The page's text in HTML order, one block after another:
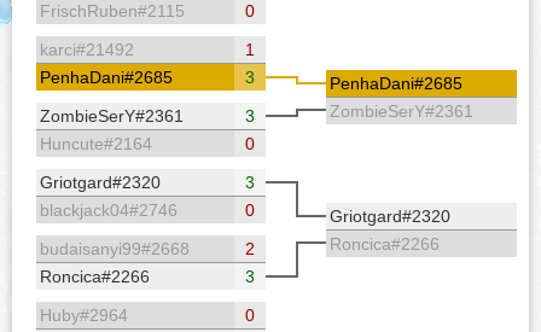
FrischRuben#2115
0
karci#21492
1
PenhaDani#2685
3
ZombieSerY#2361
3
Huncute#2164
0
Griotgard#2320
3
blackjack04#2746
0
budaisanyi99#2668
2
Roncica#2266
3
Huby#2964
0
PenhaDani#2685
ZombieSerY#2361
Griotgard#2320
Roncica#2266